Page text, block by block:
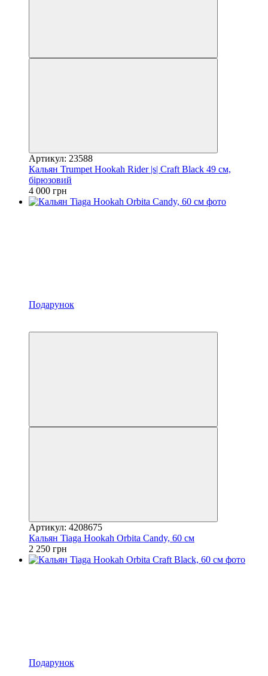
Артикул: 23588
Кальян Trumpet Hookah Rider |s| Craft Black 49 см,
бірюзовий
4 000 грн
Подарунок
Артикул: 4208675
Кальян Tiaga Hookah Orbita Candy, 60 см
2 250 грн
Подарунок